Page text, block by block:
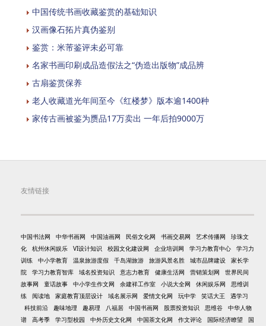
中国传统书画收藏鉴赏的基础知识
汉画像石拓片真伪鉴别
鉴赏：米芾鉴评未必可靠
名家书画印刷成品造假法之“伪造出版物”成品辨
古扇鉴赏保养
老人收藏道光年间至今《红楼梦》版本逾1400种
家传古画被鉴为赝品17万卖出 一年后拍9000万
友情链接
中国书法网 中华书画网 中国油画网 民俗文化网 书画交易网 艺术传播网
珍珠文
化
杭州休闲娱乐 VI设计知识 校园文化建设网 企业培训网 学习力教育中心
学习力
训练
中小学教育 温泉旅游度假 千岛湖旅游 旅游风景名胜 城市品牌建设
家长学
院
学习力教育智库 域名投资知识 意志力教育 健康生活网 营销策划网
世界民间
故事网
童话故事 中小学生作文网 余建祥工作室 小说大全网 休闲娱乐网
思维训
练
阅读地 家庭教育顶层设计 域名展示网 爱情文化网 玩中学 笑话大王
遇学习
科技前沿
趣味地理 趣易理 八福居 中国书画网 股票投资知识 思维谷
中华人物
谱
高考季 学习型校园 中外历史文化网 中国茶文化网 作文评论 国际经济瞭望
国